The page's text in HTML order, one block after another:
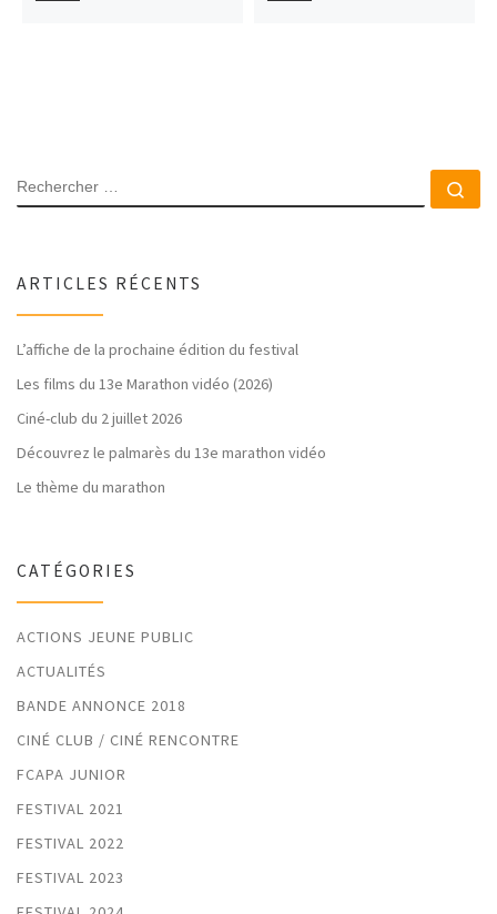
ARTICLES RÉCENTS
L’affiche de la prochaine édition du festival
Les films du 13e Marathon vidéo (2026)
Ciné-club du 2 juillet 2026
Découvrez le palmarès du 13e marathon vidéo
Le thème du marathon
CATÉGORIES
ACTIONS JEUNE PUBLIC
ACTUALITÉS
BANDE ANNONCE 2018
CINÉ CLUB / CINÉ RENCONTRE
FCAPA JUNIOR
FESTIVAL 2021
FESTIVAL 2022
FESTIVAL 2023